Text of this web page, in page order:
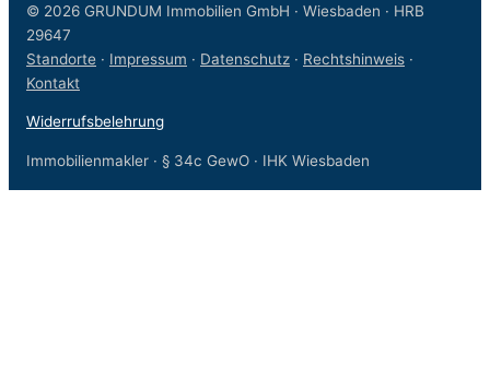
© 2026 GRUNDUM Immobilien GmbH · Wiesbaden · HRB
29647
Standorte · Impressum · Datenschutz · Rechtshinweis ·
Kontakt
Widerrufsbelehrung
Immobilienmakler · § 34c GewO · IHK Wiesbaden